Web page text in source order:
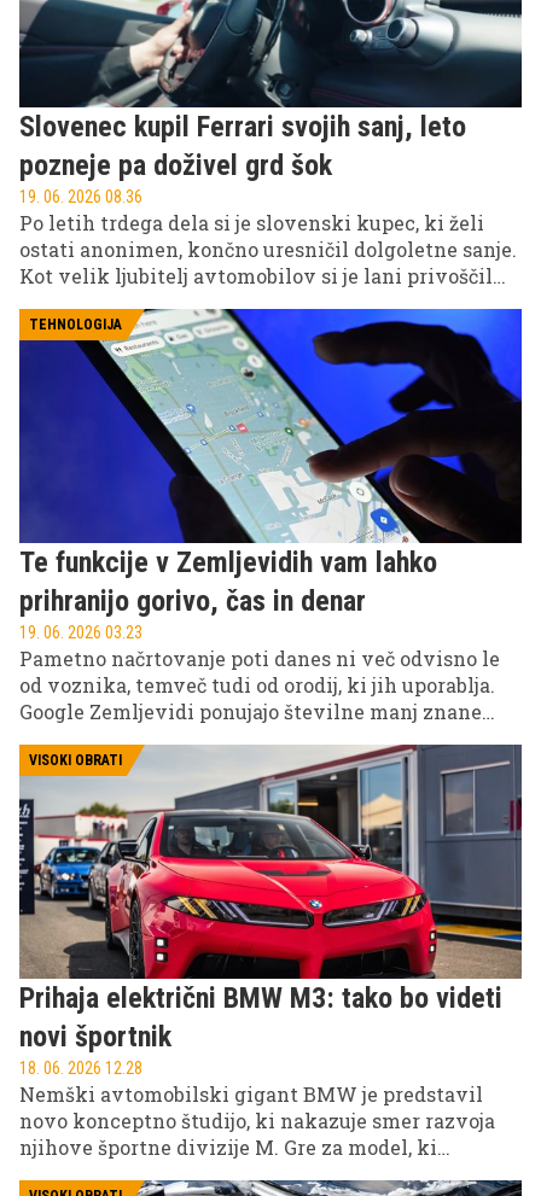
Slovenec kupil Ferrari svojih sanj, leto
pozneje pa doživel grd šok
19. 06. 2026 08.36
Po letih trdega dela si je slovenski kupec, ki želi
ostati anonimen, končno uresničil dolgoletne sanje.
Kot velik ljubitelj avtomobilov si je lani privoščil
avtomobilske navdušence predstavlja vrhunec
uspeha in izpolnitev mladostnih želja.
TEHNOLOGIJA
Te funkcije v Zemljevidih vam lahko
prihranijo gorivo, čas in denar
19. 06. 2026 03.23
Pametno načrtovanje poti danes ni več odvisno le
od voznika, temveč tudi od orodij, ki jih uporablja.
Google Zemljevidi ponujajo številne manj znane
funkcije, ki lahko prihranijo čas, denar in celo
gorivo.
VISOKI OBRATI
Prihaja električni BMW M3: tako bo videti
novi športnik
18. 06. 2026 12.28
Nemški avtomobilski gigant BMW je predstavil
novo konceptno študijo, ki nakazuje smer razvoja
njihove športne divizije M. Gre za model, ki
napoveduje prihod prvega povsem električnega